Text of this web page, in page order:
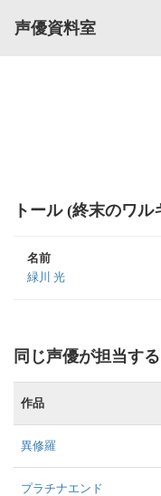
声優資料室
トール (終末のワ
名前
緑川 光
同じ声優が担当す
作品
異修羅
プラチナエンド